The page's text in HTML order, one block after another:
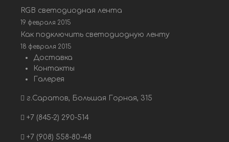
RGB светодиодная лента
19 февраля 2015
Как подключить светодиодную ленту
18 февраля 2015
Доставка
Контакты
Галерея
г.Саратов, Большая Горная, 315
+7 (845-2) 290-514
+7 (908) 558-80-48